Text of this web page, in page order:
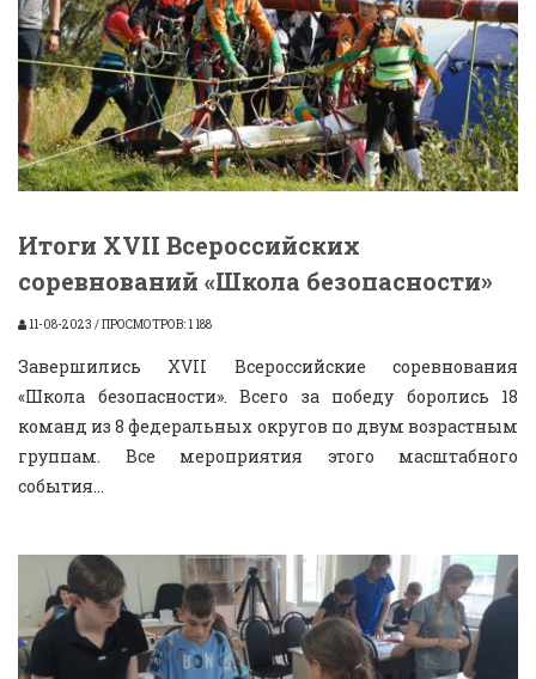
Итоги XVII Всероссийских
соревнований «Школа безопасности»
11-08-2023 / ПРОСМОТРОВ: 1 188
Завершились XVII Всероссийские соревнования
«Школа безопасности». Всего за победу боролись 18
команд из 8 федеральных округов по двум возрастным
группам. Все мероприятия этого масштабного
события...